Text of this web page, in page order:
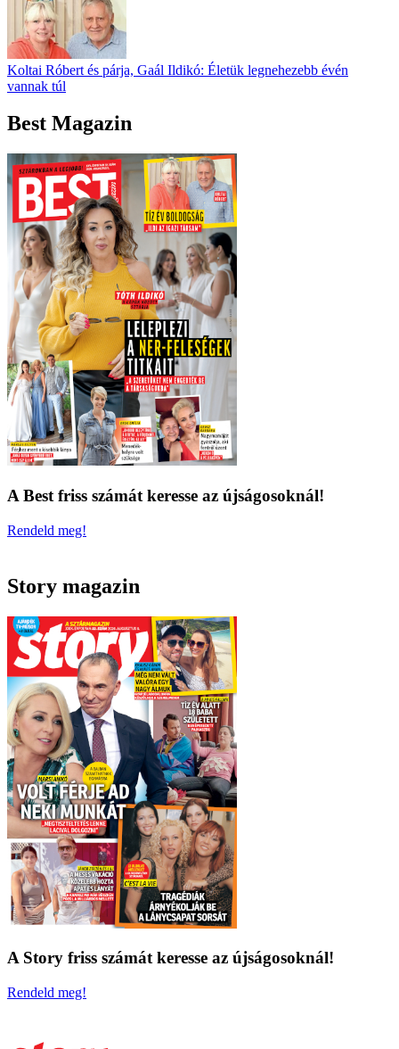
Koltai Róbert és párja, Gaál Ildikó: Életük legnehezebb évén
vannak túl
Best Magazin
A Best friss számát keresse az újságosoknál!
Rendeld meg!
Story magazin
A Story friss számát keresse az újságosoknál!
Rendeld meg!